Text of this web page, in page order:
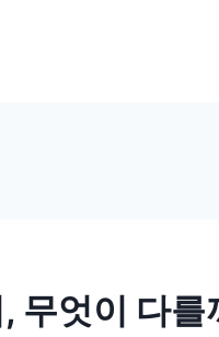
무엇이 다를